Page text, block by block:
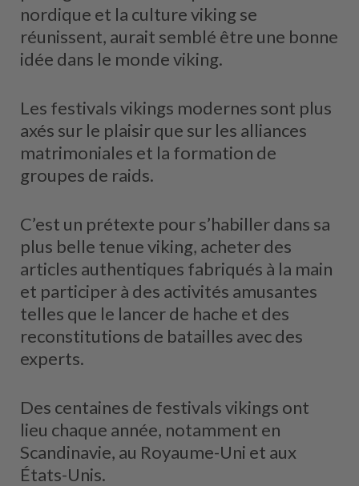
nordique et la culture viking se
réunissent, aurait semblé être une bonne
idée dans le monde viking.
Les festivals vikings modernes sont plus
axés sur le plaisir que sur les alliances
matrimoniales et la formation de
groupes de raids.
C’est un prétexte pour s’habiller dans sa
plus belle tenue viking, acheter des
articles authentiques fabriqués à la main
et participer à des activités amusantes
telles que le lancer de hache et des
reconstitutions de batailles avec des
experts.
Des centaines de festivals vikings ont
lieu chaque année, notamment en
Scandinavie, au Royaume-Uni et aux
États-Unis.